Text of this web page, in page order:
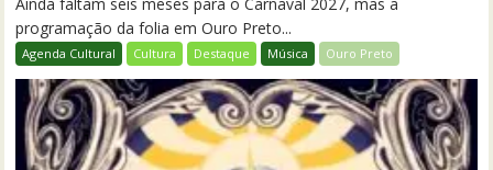
programação da folia em Ouro Preto...
Agenda Cultural Cultura Destaque Música Ouro Preto